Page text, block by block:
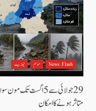
News Flash موسم نیوز بیٹ
29 جولائی سے 5 اگست
متاثر ہونے کا امکان